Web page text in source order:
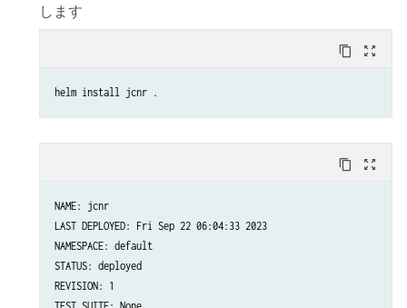
します
content_copy zoom_out_map
helm install jcnr .
content_copy zoom_out_map
NAME: jcnr
LAST DEPLOYED: Fri Sep 22 06:04:33 2023
NAMESPACE: default
STATUS: deployed
REVISION: 1